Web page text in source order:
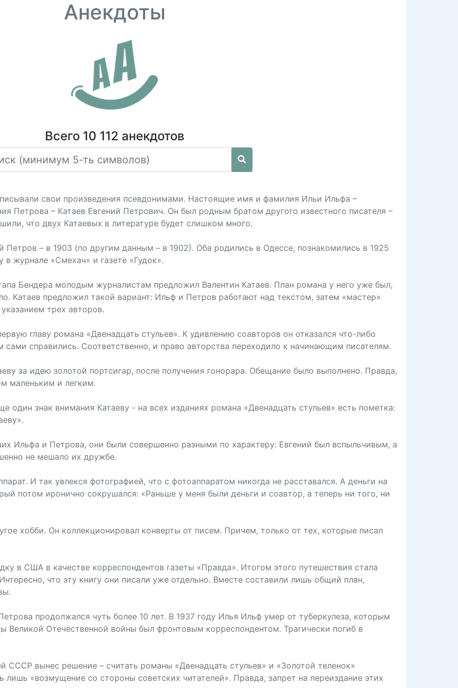
Анекдоты
Всего 10 112 анекдотов
свои произведения псевдонимами. Настоящие имя и фамилия Ильи Ильфа –
Петрова – Катаев Евгений Петрович. Он был родным братом другого известного писателя –
что двух Катаевых в литературе будет слишком много.
Петров – в 1903 (по другим данным – в 1902). Оба родились в Одессе, познакомились в 1925
журнале «Смехач» и газете «Гудок».
Бендера молодым журналистам предложил Валентин Катаев. План романа у него уже был,
Катаев предложил такой вариант: Ильф и Петров работают над текстом, затем «мастер»
трех авторов.
главу романа «Двенадцать стульев». К удивлению соавторов он отказался что-либо
сами справились. Соответственно, и право авторства переходило к начинающим писателям.
за идею золотой портсигар, после получения гонорара. Обещание было выполнено. Правда,
маленьким и легким.
один знак внимания Катаеву - на всех изданиях романа «Двенадцать стульев» есть пометка:
Ильфа и Петрова, они были совершенно разными по характеру: Евгений был вспыльчивым, а
не мешало их дружбе.
И так увлекся фотографией, что с фотоаппаратом никогда не расставался. А деньги на
потом иронично сокрушался: «Раньше у меня были деньги и соавтор, а теперь ни того, ни
хобби. Он коллекционировал конверты от писем. Причем, только от тех, которые писал
в США в качестве корреспондентов газеты «Правда». Итогом этого путешествия стала
что эту книгу они писали уже отдельно. Вместе составили лишь общий план,
продолжался чуть более 10 лет. В 1937 году Илья Ильф умер от туберкулеза, которым
Великой Отечественной войны был фронтовым корреспондентом. Трагически погиб в
СССР вынес решение – считать романы «Двенадцать стульев» и «Золотой теленок»
лишь «возмущение со стороны советских читателей». Правда, запрет на переиздание этих